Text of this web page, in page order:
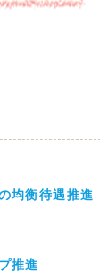
均衡待遇推進
推進